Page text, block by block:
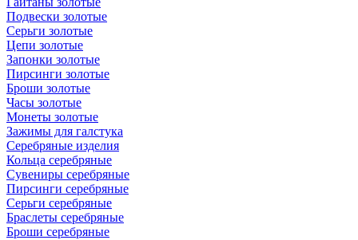
Подвески золотые
Серьги золотые
Цепи золотые
Запонки золотые
Пирсинги золотые
Броши золотые
Часы золотые
Монеты золотые
Зажимы для галстука
Серебряные изделия
Кольца серебряные
Сувениры серебряные
Пирсинги серебряные
Серьги серебряные
Браслеты серебряные
Броши серебряные